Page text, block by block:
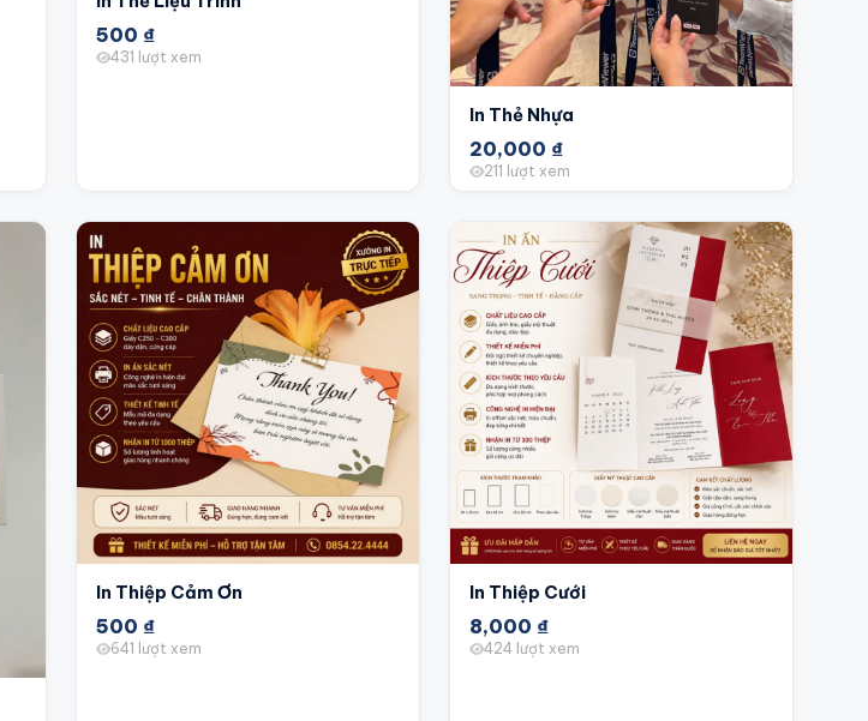
500 ₫
431 lượt xem
In Thẻ Nhựa
20,000 ₫
211 lượt xem
In Thiệp Cảm Ơn
500 ₫
641 lượt xem
In Thiệp Cưới
8,000 ₫
424 lượt xem